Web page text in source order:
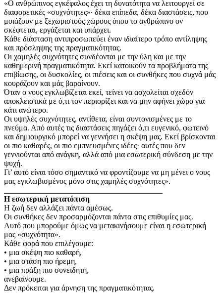
«Ο ανθρώπινος εγκέφαλος έχει τη δυνατότητα να λειτουργεί σε
διαφορετικές «συχνότητες»∙ δέκα επίπεδα, δέκα διαστάσεις, που
μοιάζουν με ξεχωριστούς χώρους όπου το ανθρώπινο ον
σκέφτεται, εργάζεται και υπάρχει.
Κάθε διάσταση αντιπροσωπεύει έναν ιδιαίτερο τρόπο αντίληψης
και πρόσληψης της πραγματικότητας.
Οι χαμηλές συχνότητες συνδέονται με την ύλη και με την
καθημερινή πραγματικότητα. Εκεί κατοικούν τα προβλήματα της
επιβίωσης, οι δυσκολίες, οι πιέσεις και οι συνθήκες που συχνά μάς
κουράζουν και μάς βαραίνουν.
Όταν ο νους εγκλωβίζεται εκεί, τείνει να ασχολείται σχεδόν
αποκλειστικά με ό,τι τον περιορίζει και να μην αφήνει χώρο για
κάτι ανώτερο.
Οι υψηλές συχνότητες, αντίθετα, είναι συντονισμένες με το
πνεύμα. Από αυτές τις διαστάσεις πηγάζει ό,τι ευγενικό, φωτεινό
και δημιουργικό μπορεί να γεννήσει η σκέψη μας. Εκεί βρίσκονται
οι πιο καθαρές, οι πιο εμπνευσμένες ιδέες· αυτές που δεν
γεννιούνται από ανάγκη, αλλά από μια εσωτερική σύνδεση με την
ψυχή.
Γι’ αυτό είναι τόσο σημαντικό να φροντίζουμε να μη μένει ο νους
μας εγκλωβισμένος μόνο στις χαμηλές συχνότητες».
Η εσωτερική μετατόπιση
Η ζωή δεν αλλάζει πάντα αμέσως.
Οι συνθήκες δεν προσαρμόζονται πάντα στις επιθυμίες μας.
Αυτό που μπορούμε όμως να μετακινήσουμε είναι η εσωτερική
μας «συχνότητα».
Κάθε φορά που επιλέγουμε:
• μια σκέψη πιο καθαρή,
• μια στάση πιο ήρεμη,
• μια πράξη πιο συνειδητή,
ανεβαίνουμε.
Δεν πρόκειται για άρνηση της πραγματικότητας.